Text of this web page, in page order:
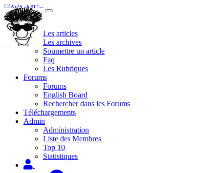
Site
Les articles
Les archives
Soumettre un article
Faq
Les Rubriques
Forums
Forums
English Board
Rechercher dans les Forums
Téléchargements
Admin
Administration
Liste des Membres
Top 10
Statistiques